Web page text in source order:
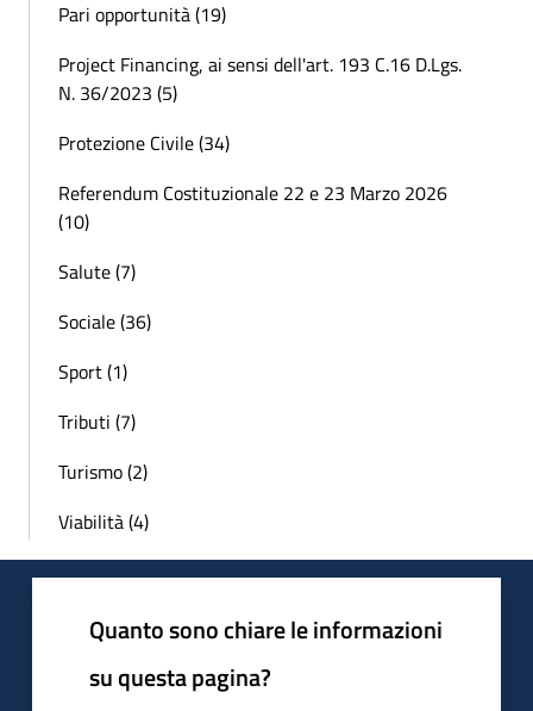
Pari opportunità (19)
Project Financing, ai sensi dell'art. 193 C.16 D.Lgs.
N. 36/2023 (5)
Protezione Civile (34)
Referendum Costituzionale 22 e 23 Marzo 2026
(10)
Salute (7)
Sociale (36)
Sport (1)
Tributi (7)
Turismo (2)
Viabilità (4)
Quanto sono chiare le informazioni
su questa pagina?